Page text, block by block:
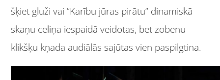
šķiet gluži vai “Karību jūras pirātu” dinamiskā
skaņu celiņa iespaidā veidotas, bet zobenu
klikšķu kņada audiālās sajūtas vien paspilgtina.